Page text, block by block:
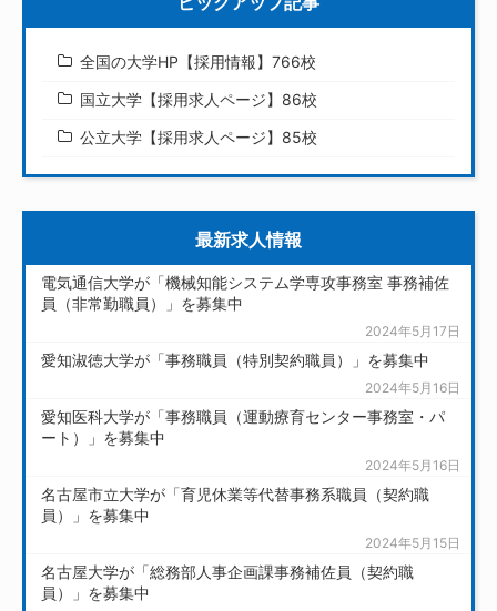
全国の大学HP【採用情報】766校
国立大学【採用求人ページ】86校
公立大学【採用求人ページ】85校
最新求人情報
電気通信大学が「機械知能システム学専攻事務室 事務補佐
員（非常勤職員）」を募集中
2024年5月17日
愛知淑徳大学が「事務職員（特別契約職員）」を募集中
2024年5月16日
愛知医科大学が「事務職員（運動療育センター事務室・パ
ート）」を募集中
2024年5月16日
名古屋市立大学が「育児休業等代替事務系職員（契約職
員）」を募集中
2024年5月15日
名古屋大学が「総務部人事企画課事務補佐員（契約職
員）」を募集中